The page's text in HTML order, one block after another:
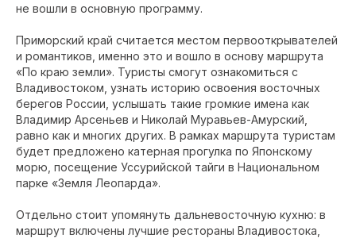
не вошли в основную программу.
Приморский край считается местом первооткрывателей
и романтиков, именно это и вошло в основу маршрута
«По краю земли». Туристы смогут ознакомиться с
Владивостоком, узнать историю освоения восточных
берегов России, услышать такие громкие имена как
Владимир Арсеньев и Николай Муравьев-Амурский,
равно как и многих других. В рамках маршрута туристам
будет предложено катерная прогулка по Японскому
морю, посещение Уссурийской тайги в Национальном
парке «Земля Леопарда».
Отдельно стоит упомянуть дальневосточную кухню: в
маршрут включены лучшие рестораны Владивостока,